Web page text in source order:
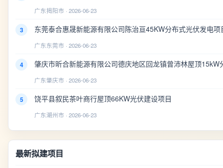
广东揭阳市 · 2026-06-23
3 东莞泰合惠晟新能源有限公司陈治亘45KW分布式光伏发电项
广东东莞市 · 2026-06-23
4 肇庆市昕合新能源有限公司德庆地区回龙镇曾沛林屋顶15kW
广东肇庆市 · 2026-06-23
5 饶平县叙民茶叶商行屋顶66KW光伏建设项目
广东潮州市 · 2026-06-23
最新拟建项目